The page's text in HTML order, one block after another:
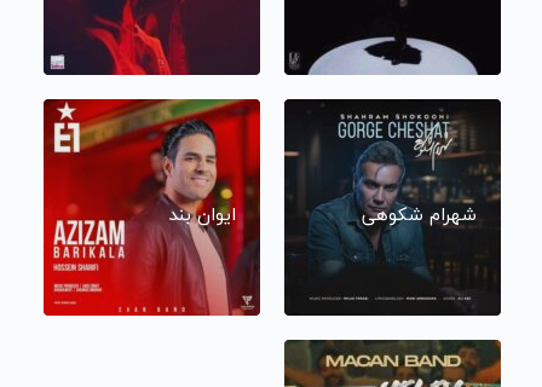
شهرام شکوهی ایوان بند